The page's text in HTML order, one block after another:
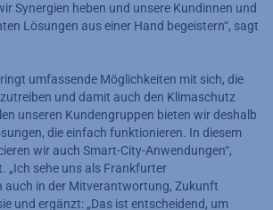
Synergien heben und unsere Kundinnen und
Lösungen aus einer Hand begeistern“, sagt
umfassende Möglichkeiten mit sich, die
und damit auch den Klimaschutz
unseren Kundengruppen bieten wir deshalb
die einfach funktionieren. In diesem
wir auch Smart-City-Anwendungen“,
„Ich sehe uns als Frankfurter
auch in der Mitverantwortung, Zukunft
und ergänzt: „Das ist entscheidend, um